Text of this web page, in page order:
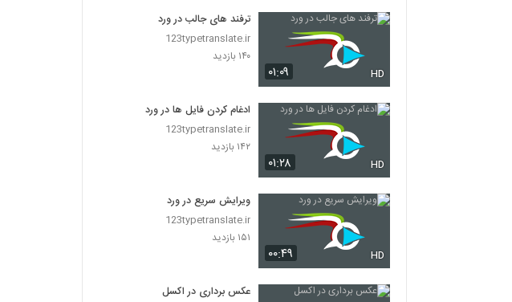
۰۱:۰۹ HD
ترفند های جالب در ورد
123typetranslate.ir
۱۴۰ بازدید
۰۱:۲۸ HD
ادغام کردن فایل ها در ورد
123typetranslate.ir
۱۴۲ بازدید
۰۰:۴۹ HD
ویرایش سریع در ورد
123typetranslate.ir
۱۵۱ بازدید
عکس برداری در اکسل